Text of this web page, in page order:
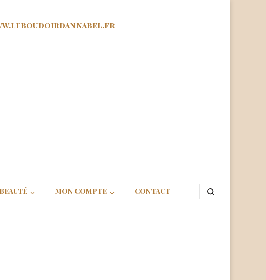
MON COMPTE CONTACT